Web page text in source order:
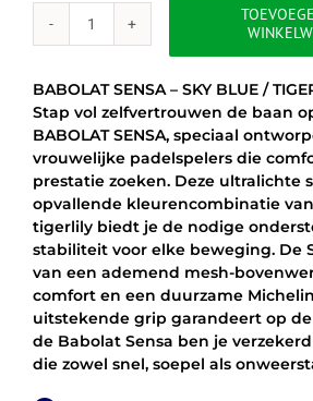
BABOLAT
-
BLUE
/
TIGERLILY
aantal
BABOLAT SENSA – SKY BLUE /
Stap vol zelfvertrouwen de baan
BABOLAT SENSA, speciaal
vrouwelijke padelspelers die
prestatie zoeken. Deze ultralichte
opvallende kleurencombinatie
tigerlily biedt je de nodige
stabiliteit voor elke beweging. De
van een ademend mesh-
comfort en een duurzame
uitstekende grip garandeert op
de Babolat Sensa ben je
die zowel snel, soepel als